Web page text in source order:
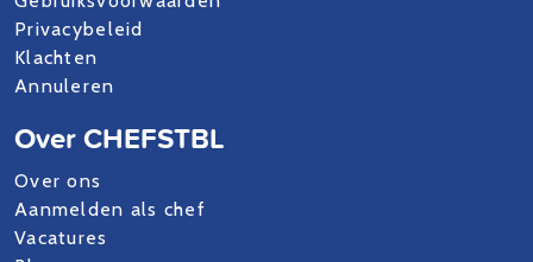
Privacybeleid
Klachten
Annuleren
Over CHEFSTBL
Over ons
Aanmelden als chef
Vacatures